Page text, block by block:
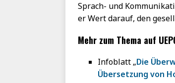
Sprach- und
er Wert darauf, den
Mehr zum Thema auf
Infoblatt „Die
Übersetzung von